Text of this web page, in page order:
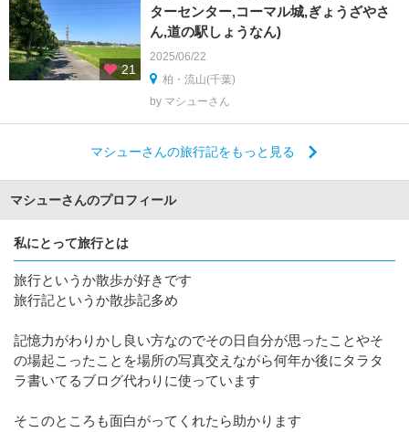
21
ターセンター,コーマル城,ぎょうざやさ
ん,道の駅しょうなん)
2025/06/22
柏・流山(千葉)
by マシューさん
マシューさんの旅行記をもっと見る
マシューさんのプロフィール
私にとって旅行とは
旅行というか散歩が好きです
旅行記というか散歩記多め
記憶力がわりかし良い方なのでその日自分が思ったことやそ
の場起こったことを場所の写真交えながら何年か後にタラタ
ラ書いてるブログ代わりに使っています
そこのところも面白がってくれたら助かります